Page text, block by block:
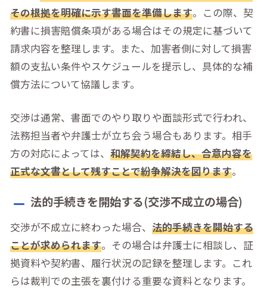
その根拠を明確に示す書面を準備します。この際、契
約書に損害賠償条項がある場合はその規定に基づいて
請求内容を整理します。また、加害者側に対して損害
額の支払い条件やスケジュールを提示し、具体的な補
償方法について協議します。
交渉は通常、書面でのやり取りや面談形式で行われ、
法務担当者や弁護士が立ち会う場合もあります。相手
方の対応によっては、 和解契約を締結し、合意内容を
正式な文書として残すことで紛争解決を図ります。
法的手続きを開始する(交渉不成立の場合)
交渉が不成立に終わった場合、 法的手続きを開始する
ことが求められます。その場合は弁護士に相談し、証
拠資料や契約書、履行状況の記録を整理します。これ
らは裁判での主張を裏付ける重要な資料となります。